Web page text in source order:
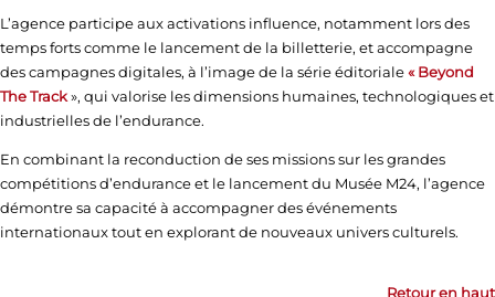
L’agence participe aux activations influence, notamment lors des
temps forts comme le lancement de la billetterie, et accompagne
des campagnes digitales, à l’image de la série éditoriale« Beyond
The Track», qui valorise les dimensions humaines, technologiques et
industrielles de l’endurance.
En combinant la reconduction de ses missions sur les grandes
compétitions d’endurance et le lancement du Musée M24, l’agence
démontre sa capacité à accompagner des événements
internationaux tout en explorant de nouveaux univers culturels.
Retour en haut